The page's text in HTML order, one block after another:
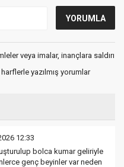
veya imalar, inançlara saldırı
yazılmış yorumlar
12:33
bolca kumar geliriyle
genç beyinler var neden